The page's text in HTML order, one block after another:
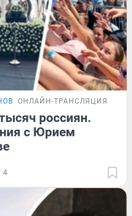
ОНЛАЙН-ТРАНСЛЯЦИЯ
россиян.
с Юрием
4